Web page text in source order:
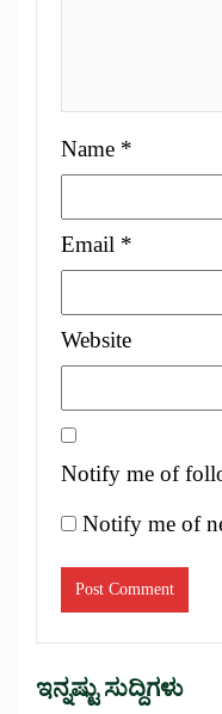
Name *
Email *
Website
Notify me of
Notify me of
ಇನ್ನಷ್ಟು ಸುದ್ದಿಗಳು